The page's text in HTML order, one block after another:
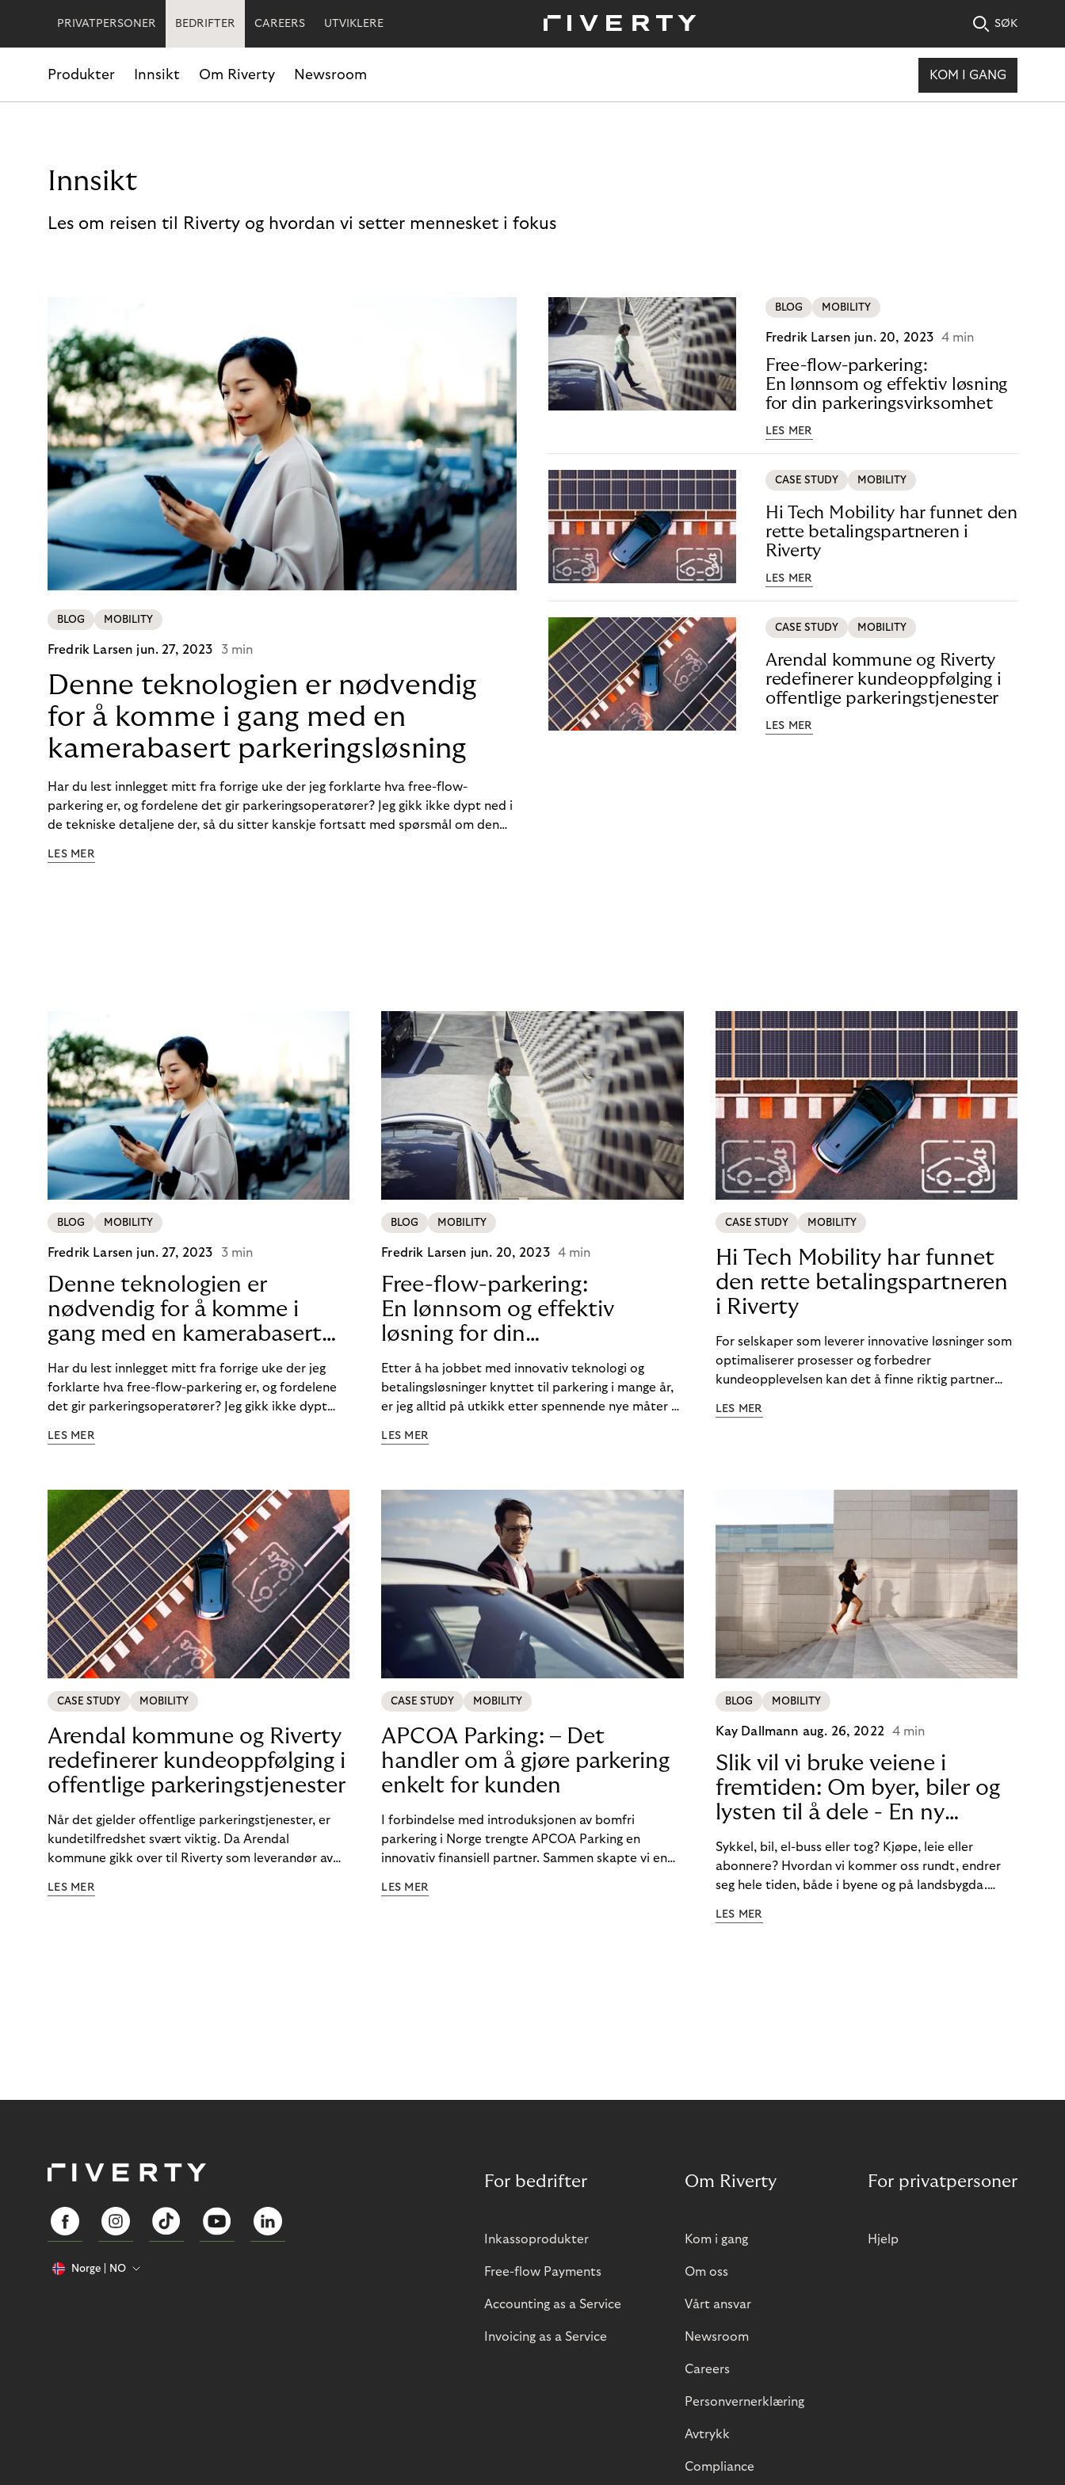
PRIVATPERSONER BEDRIFTER CAREERS UTVIKLERE SØK
Produkter Innsikt Om Riverty Newsroom KOM I GANG
Innsikt
Les om reisen til Riverty og hvordan vi setter mennesket i fokus
BLOG MOBILITY
Fredrik Larsen jun. 27, 2023 3 min
Denne teknologien er nødvendig
for å komme i gang med en
kamerabasert parkeringsløsning
Har du lest innlegget mitt fra forrige uke der jeg forklarte hva free-flow-
parkering er, og fordelene det gir parkeringsoperatører? Jeg gikk ikke dypt ned i
de tekniske detaljene der, så du sitter kanskje fortsatt med spørsmål om den
LES MER
BLOG MOBILITY
Fredrik Larsen jun. 20, 2023 4 min
Free-flow-parkering:
En lønnsom og effektiv løsning
for din parkeringsvirksomhet
LES MER
CASE STUDY MOBILITY
Hi Tech Mobility har funnet den
rette betalingspartneren i
Riverty
LES MER
CASE STUDY MOBILITY
Arendal kommune og Riverty
redefinerer kundeoppfølging i
offentlige parkeringstjenester
LES MER
BLOG MOBILITY
Fredrik Larsen jun. 27, 2023 3 min
Denne teknologien er
nødvendig for å komme i
gang med en kamerabasert
parkeringsløsning
Har du lest innlegget mitt fra forrige uke der jeg
forklarte hva free-flow-parkering er, og fordelene
det gir parkeringsoperatører? Jeg gikk ikke dypt
fortsatt med spørsmål om den faktiske
LES MER
BLOG MOBILITY
Fredrik Larsen jun. 20, 2023 4 min
Free-flow-parkering:
En lønnsom og effektiv
løsning for din
parkeringsvirksomhet
Etter å ha jobbet med innovativ teknologi og
betalingsløsninger knyttet til parkering i mange år,
er jeg alltid på utkikk etter spennende nye måter å
operatørene og for kundene. Free-flow-parkering
fortsetter å gi stadig flere parkeringsselskaper over
hele verden nye vekstmuligheter.
LES MER
CASE STUDY MOBILITY
Hi Tech Mobility har funnet
den rette betalingspartneren
i Riverty
For selskaper som leverer innovative løsninger som
optimaliserer prosesser og forbedrer
kundeopplevelsen kan det å finne riktig partner
er i rask endring.
LES MER
CASE STUDY MOBILITY
Arendal kommune og Riverty
redefinerer kundeoppfølging i
offentlige parkeringstjenester
Når det gjelder offentlige parkeringstjenester, er
kundetilfredshet svært viktig. Da Arendal
kommune gikk over til Riverty som leverandør av
endring når det gjaldt kundestøtte.
LES MER
CASE STUDY MOBILITY
APCOA Parking: – Det
handler om å gjøre parkering
enkelt for kunden
I forbindelse med introduksjonen av bomfri
parkering i Norge trengte APCOA Parking en
innovativ finansiell partner. Sammen skapte vi en
forbrukeren.
LES MER
BLOG MOBILITY
Kay Dallmann aug. 26, 2022 4 min
Slik vil vi bruke veiene i
fremtiden: Om byer, biler og
lysten til å dele - En ny
mobilitetsstrategi.
Sykkel, bil, el-buss eller tog? Kjøpe, leie eller
abonnere? Hvordan vi kommer oss rundt, endrer
seg hele tiden, både i byene og på landsbygda.
diskuterer mobilitetsstrategi og trender på vårt
LES MER
Norge NO
For bedrifter
Inkassoprodukter
Free-flow Payments
Accounting as a Service
Invoicing as a Service
Om Riverty
Kom i gang
Om oss
Vårt ansvar
Newsroom
Careers
Personvernerklæring
Avtrykk
Compliance
For privatpersoner
Hjelp